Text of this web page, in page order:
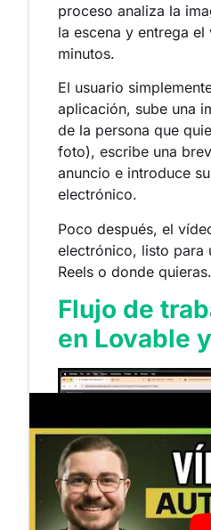
proceso analiza la
la escena y entrega
minutos.
El usuario
aplicación, sube una
de la persona que
foto), escribe una
anuncio e introduce
electrónico.
Poco después, el
electrónico, listo para
Reels o donde quieras.
Flujo de
en Lovable